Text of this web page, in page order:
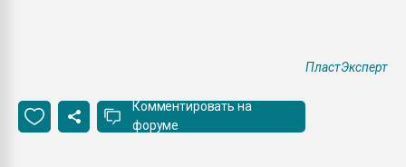
ПластЭксперт
Комментировать на
форуме